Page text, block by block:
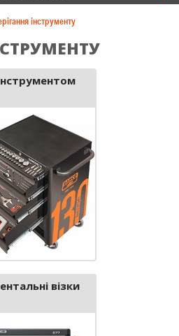
інструменту
візки